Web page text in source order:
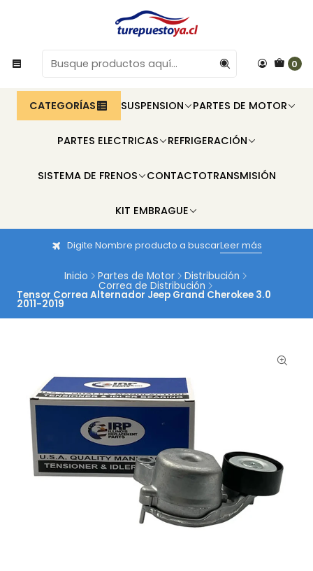
0
CATEGORÍAS SUSPENSION PARTES DE MOTOR
PARTES ELECTRICAS REFRIGERACIÓN
SISTEMA DE FRENOS CONTACTOTRANSMISIÓN
KIT EMBRAGUE
Digite Nombre producto a buscarLeer más
Inicio Partes de Motor Distribución
Correa de Distribución
Tensor Correa Alternador Jeep Grand Cherokee 3.0
2011-2019